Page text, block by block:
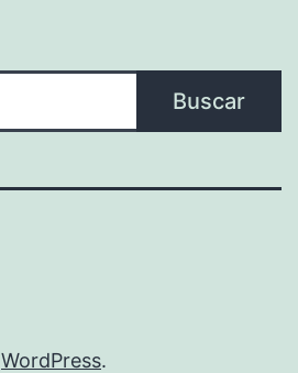
Buscar
WordPress.